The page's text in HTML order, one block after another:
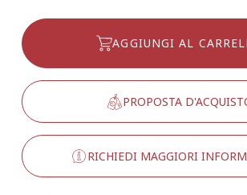
AGGIUNGI AL
PROPOSTA
RICHIEDI MAGGIORI